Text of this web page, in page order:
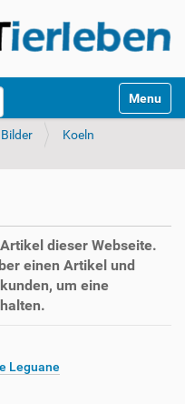
Toggle
Bilder
Koeln
dieser Webseite.
einen Artikel und
um eine
Leguane